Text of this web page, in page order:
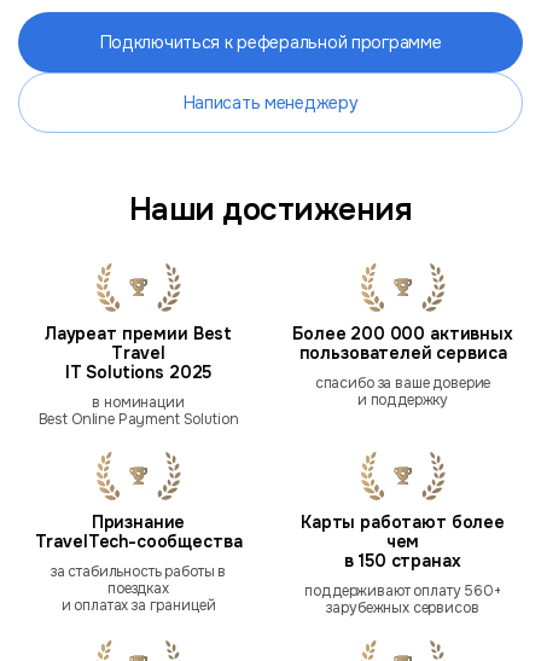
Подключиться к реферальной программе
Написать менеджеру
Наши достижения
Лауреат премии Best
Travel
IT Solutions 2025
в номинации
Best Online Payment Solution
Более 200 000 активных
пользователей сервиса
спасибо за ваше доверие
и поддержку
Признание
TravelTech-сообщества
за стабильность работы в
поездках
и оплатах за границей
Карты работают более
чем
в 150 странах
поддерживают оплату 560+
зарубежных сервисов